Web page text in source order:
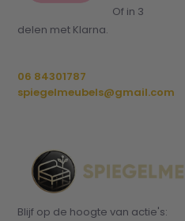
Of in 3
delen met Klarna.
06 84301787
spiegelmeubels@gmail.com
Blijf op de hoogte van actie's: